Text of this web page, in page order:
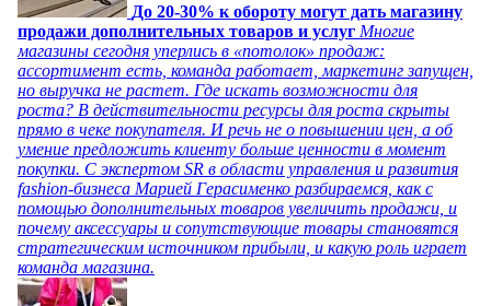
До 20-30% к обороту могут дать магазину
продажи дополнительных товаров и услуг Многие
магазины сегодня уперлись в «потолок» продаж:
ассортимент есть, команда работает, маркетинг запущен,
но выручка не растет. Где искать возможности для
роста? В действительности ресурсы для роста скрыты
прямо в чеке покупателя. И речь не о повышении цен, а об
умение предложить клиенту больше ценности в момент
покупки. С экспертом SR в области управления и развития
fashion-бизнеса Марией Герасименко разбираемся, как с
помощью дополнительных товаров увеличить продажи, и
почему аксессуары и сопутствующие товары становятся
стратегическим источником прибыли, и какую роль играет
команда магазина.